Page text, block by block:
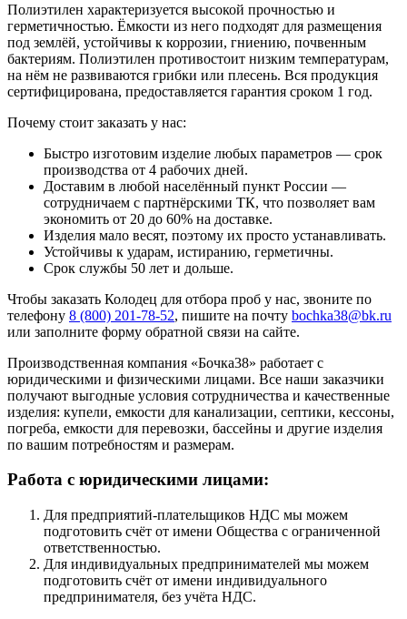
Полиэтилен характеризуется высокой прочностью и
герметичностью. Ёмкости из него подходят для размещения
под землёй, устойчивы к коррозии, гниению, почвенным
бактериям. Полиэтилен противостоит низким температурам,
на нём не развиваются грибки или плесень. Вся продукция
сертифицирована, предоставляется гарантия сроком 1 год.
Почему стоит заказать у нас:
Быстро изготовим изделие любых параметров — срок
производства от 4 рабочих дней.
Доставим в любой населённый пункт России —
сотрудничаем с партнёрскими ТК, что позволяет вам
экономить от 20 до 60% на доставке.
Изделия мало весят, поэтому их просто устанавливать.
Устойчивы к ударам, истиранию, герметичны.
Срок службы 50 лет и дольше.
Чтобы заказать Колодец для отбора проб у нас, звоните по
телефону 8 (800) 201-78-52, пишите на почту bochka38@bk.ru
или заполните форму обратной связи на сайте.
Производственная компания «Бочка38» работает с
юридическими и физическими лицами. Все наши заказчики
получают выгодные условия сотрудничества и качественные
изделия: купели, емкости для канализации, септики, кессоны,
погреба, емкости для перевозки, бассейны и другие изделия
по вашим потребностям и размерам.
Работа с юридическими лицами:
Для предприятий-плательщиков НДС мы можем
подготовить счёт от имени Общества с ограниченной
ответственностью.
Для индивидуальных предпринимателей мы можем
подготовить счёт от имени индивидуального
предпринимателя, без учёта НДС.